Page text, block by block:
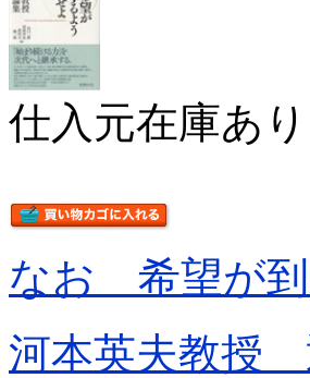
仕入元在庫あり
なお 希望が到
河本英夫教授